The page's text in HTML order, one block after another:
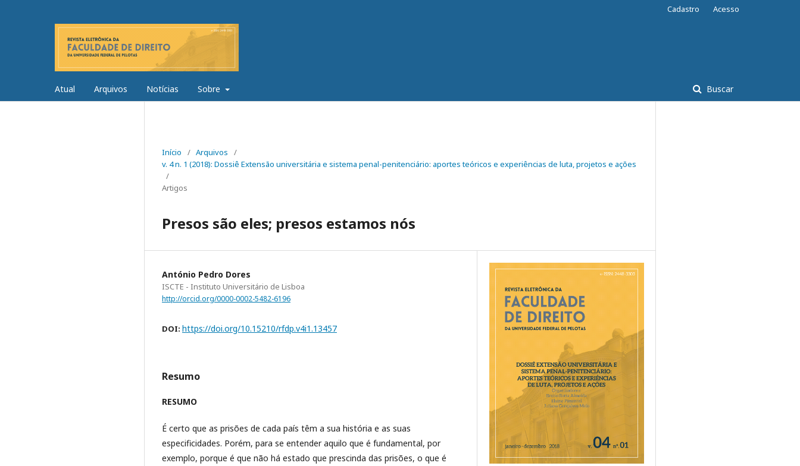
Atual Arquivos Notícias Sobre Buscar
Cadastro Acesso
Início / Arquivos
/
v. 4 n. 1 (2018): Dossiê Extensão universitária e sistema penal-penitenciário: aportes teóricos e experiências de luta, projetos e ações
/
Artigos
Presos são eles; presos estamos nós
António Pedro Dores
ISCTE - Instituto Universitário de Lisboa
http://orcid.org/0000-0002-5482-6196
DOI: https://doi.org/10.15210/rfdp.v4i1.13457
Resumo
RESUMO
É certo que as prisões de cada país têm a sua história e as suas
especificidades. Porém, para se entender aquilo que é fundamental, por
exemplo, porque é que não há estado que prescinda das prisões, o que é